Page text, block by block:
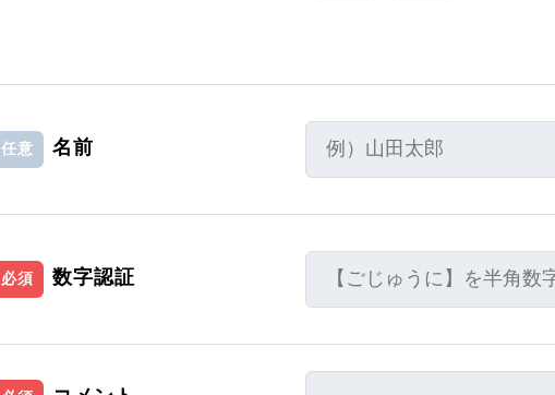
任意 名前
必須 数字認証